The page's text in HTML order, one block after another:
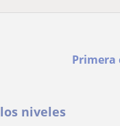
Primera
niveles